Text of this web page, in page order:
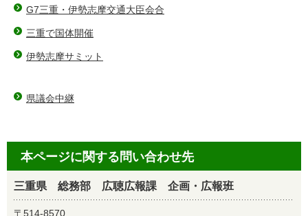
G7三重・伊勢志摩交通大臣会合
三重で国体開催
伊勢志摩サミット
県議会中継
本ページに関する問い合わせ先
三重県 総務部 広聴広報課 企画・広報班
〒514-8570